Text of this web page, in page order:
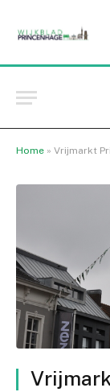
Home » Vrijmarkt